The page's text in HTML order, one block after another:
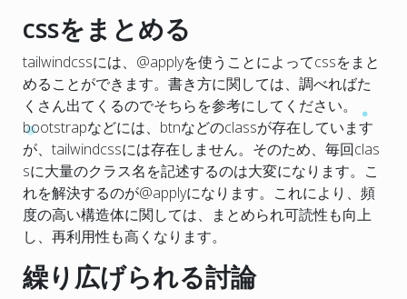
cssをまとめる
tailwindcssには、@applyを使うことによってcssをまと
めることができます。書き方に関しては、調べればた
くさん出てくるのでそちらを参考にしてください。
bootstrapなどには、btnなどのclassが存在しています
が、tailwindcssには存在しません。そのため、毎回clas
sに大量のクラス名を記述するのは大変になります。こ
れを解決するのが@applyになります。これにより、頻
度の高い構造体に関しては、まとめられ可読性も向上
し、再利用性も高くなります。
繰り広げられる討論